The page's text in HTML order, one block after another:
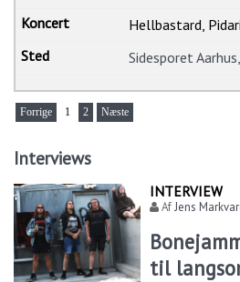
Hellbastard,
Sidesporet
Forrige 1 2 Næste
Interviews
INTERVIEW
AfJens
til